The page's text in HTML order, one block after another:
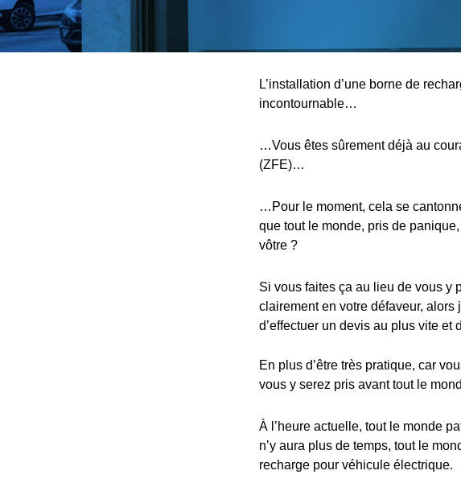
L’installation d’une borne de
incontournable…
…Vous êtes sûrement déjà au
(ZFE)…
…Pour le moment, cela se
que tout le monde, pris de
vôtre ?
Si vous faites ça au lieu de vous y
clairement en votre défaveur,
d’effectuer un devis au plus vite et
En plus d’être très pratique, car
vous y serez pris avant tout le
À l’heure actuelle, tout le monde
n’y aura plus de temps, tout le
recharge pour véhicule électrique.